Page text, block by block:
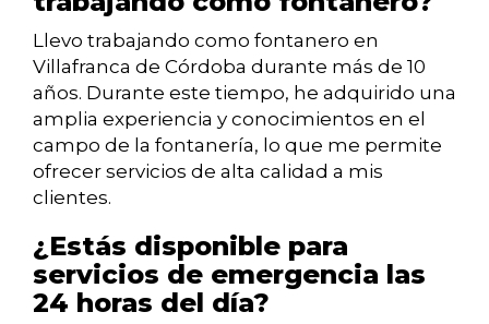
Llevo trabajando como fontanero en
Villafranca de Córdoba durante más de 10
años. Durante este tiempo, he adquirido una
amplia experiencia y conocimientos en el
campo de la fontanería, lo que me permite
ofrecer servicios de alta calidad a mis
clientes.
¿Estás disponible para
servicios de emergencia las
24 horas del día?